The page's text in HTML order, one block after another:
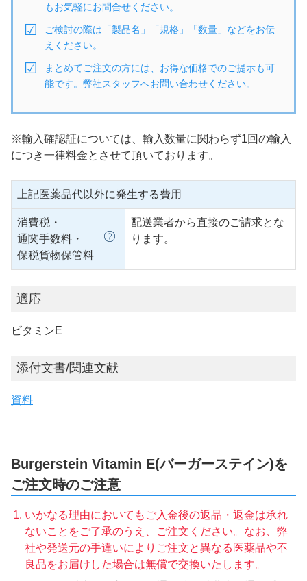
もお気軽にお問合せください。
ご検討の際は「製品名」「規格」「数量」などをお伝
えください。
まとめてご注文の方には、お得な価格でのご提示も可
能です。弊社スタッフへお問い合わせください。
※輸入確認証については、輸入数量に関わらず1回の輸入
につき一律料金とさせて頂いております。
上記医薬品代以外に発生する費用
消費税・
通関手数料・
保税貨物保管料
配送業者から直接のご請求とな
ります。
適応
ビタミンE
添付文書/関連文献
資料
Burgerstein Vitamin E(バーガーステイン)を
ご注文時のご注意
いかなる理由においてもご入金後の返品・返金は承れ
ないことをご了承のうえ、ご注文ください。なお、弊
社や発送元の手違いによりご注文と異なる医薬品や不
良品をお届けした場合は無償で交換いたします。